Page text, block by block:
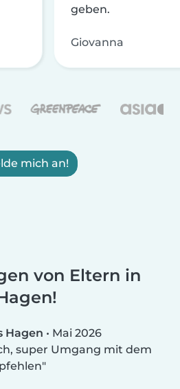
geben.
Giovanna
mich an!
von Eltern in
Hagen • Mai 2026
super Umgang mit dem